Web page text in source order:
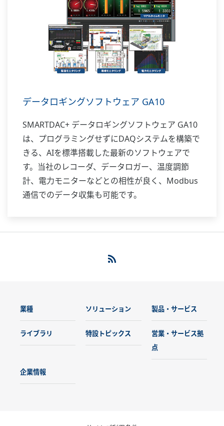
データロギングソフトウェア GA10
SMARTDAC+ データロギングソフトウェア GA10
は、プログラミングせずにDAQシステムを構築で
きる、AIを標準搭載した最新のソフトウェアで
す。当社のレコーダ、データロガー、温度調節
計、電力モニターなどとの相性が良く、Modbus
通信でのデータ収集も可能です。
業種 ソリューション 製品・サービス
ライブラリ 特設トピックス
営業・サービス拠
点
企業情報